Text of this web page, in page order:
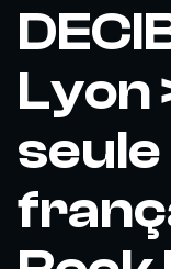
Lyon
seule